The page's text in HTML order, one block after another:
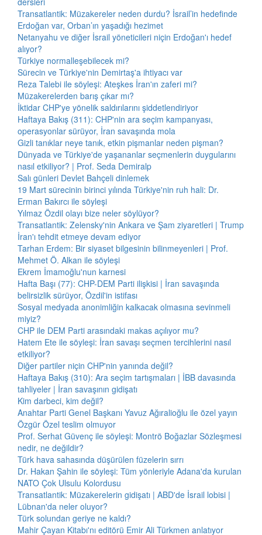
Transatlantik: Müzakereler neden durdu? İsrail’in hedefinde
Erdoğan var, Orban’ın yaşadığı hezimet
Netanyahu ve diğer İsrail yöneticileri niçin Erdoğan'ı hedef
alıyor?
Türkiye normalleşebilecek mi?
Sürecin ve Türkiye'nin Demirtaş'a ihtiyacı var
Reza Talebi ile söyleşi: Ateşkes İran'ın zaferi mi?
Müzakerelerden barış çıkar mı?
İktidar CHP'ye yönelik saldırılarını şiddetlendiriyor
Haftaya Bakış (311): CHP'nin ara seçim kampanyası,
operasyonlar sürüyor, İran savaşında mola
Gizli tanıklar neye tanık, etkin pişmanlar neden pişman?
Dünyada ve Türkiye'de yaşananlar seçmenlerin duygularını
nasıl etkiliyor? | Prof. Seda Demiralp
Salı günleri Devlet Bahçeli dinlemek
19 Mart sürecinin birinci yılında Türkiye'nin ruh hali: Dr.
Erman Bakırcı ile söyleşi
Yılmaz Özdil olayı bize neler söylüyor?
Transatlantik: Zelensky'nin Ankara ve Şam ziyaretleri | Trump
İran'ı tehdit etmeye devam ediyor
Tarhan Erdem: Bir siyaset bilgesinin bilinmeyenleri | Prof.
Mehmet Ö. Alkan ile söyleşi
Ekrem İmamoğlu'nun karnesi
Hafta Başı (77): CHP-DEM Parti ilişkisi | İran savaşında
belirsizlik sürüyor, Özdil'in istifası
Sosyal medyada anonimliğin kalkacak olmasına sevinmeli
miyiz?
CHP ile DEM Parti arasındaki makas açılıyor mu?
Hatem Ete ile söyleşi: İran savaşı seçmen tercihlerini nasıl
etkiliyor?
Diğer partiler niçin CHP'nin yanında değil?
Haftaya Bakış (310): Ara seçim tartışmaları | İBB davasında
tahliyeler | İran savaşının gidişatı
Kim darbeci, kim değil?
Anahtar Parti Genel Başkanı Yavuz Ağıralioğlu ile özel yayın
Özgür Özel teslim olmuyor
Prof. Serhat Güvenç ile söyleşi: Montrö Boğazlar Sözleşmesi
nedir, ne değildir?
Türk hava sahasında düşürülen füzelerin sırrı
Dr. Hakan Şahin ile söyleşi: Tüm yönleriyle Adana'da kurulan
NATO Çok Ulsulu Kolordusu
Transatlantik: Müzakerelerin gidişatı | ABD'de İsrail lobisi |
Lübnan'da neler oluyor?
Türk solundan geriye ne kaldı?
Mahir Çayan Kitabı'nı editörü Emir Ali Türkmen anlatıyor